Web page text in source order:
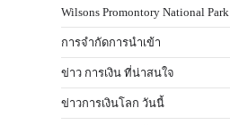
Wilsons Promontory National Park
การจำกัดการนำเข้า
ข่าว การเงิน ที่น่าสนใจ
ข่าวการเงินโลก วันนี้